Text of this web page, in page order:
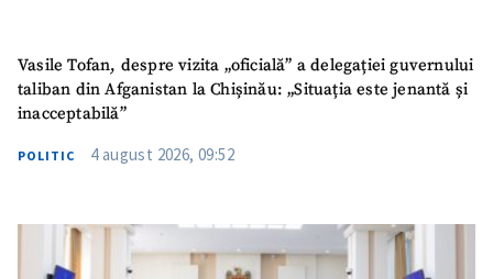
Vasile Tofan, despre vizita „oficială” a delegației guvernului
taliban din Afganistan la Chișinău: „Situația este jenantă și
inacceptabilă”
POLITIC 4 august 2026, 09:52